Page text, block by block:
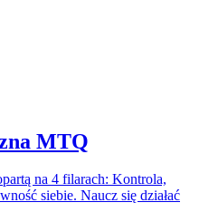
MTQ
na 4 filarach: Kontrola,
siebie. Naucz się działać